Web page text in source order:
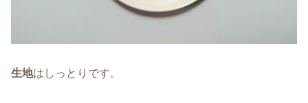
生地はしっとりです。